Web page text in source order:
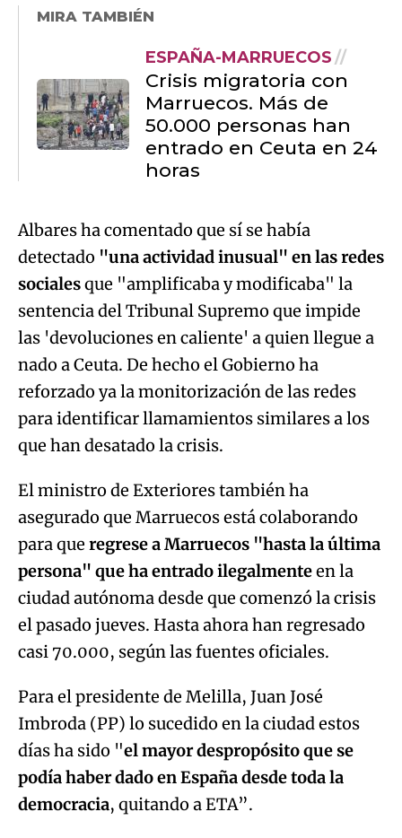
MIRA TAMBIÉN
ESPAÑA-MARRUECOS
Crisis migratoria con
Marruecos. Más de
50.000 personas han
entrado en Ceuta en 24
horas
Albares ha comentado que sí se había
detectado "una actividad inusual" en las redes
socialesque "amplificaba y modificaba" la
sentencia del Tribunal Supremo que impide
las 'devoluciones en caliente' a quien llegue a
nado a Ceuta. De hecho el Gobierno ha
reforzado ya la monitorización de las redes
para identificar llamamientos similares a los
que han desatado la crisis.
El ministro de Exteriores también ha
asegurado que Marruecos está colaborando
para que regrese a Marruecos "hasta la última
persona" que ha entrado ilegalmenteen la
ciudad autónoma desde que comenzó la crisis
el pasado jueves. Hasta ahora han regresado
casi 70.000, según las fuentes oficiales.
Para el presidente de Melilla, Juan José
Imbroda (PP) lo sucedido en la ciudad estos
días ha sido "el mayor despropósito que se
podía haber dado en España desde toda la
democracia, quitando a ETA”.